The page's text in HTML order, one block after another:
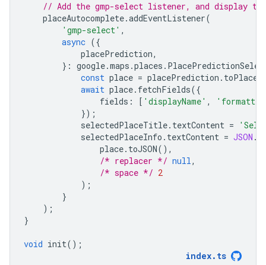
// Add the gmp-select listener, and display
placeAutocomplete.addEventListener(
'gmp-select' ,
async ({
placePrediction,
} : google.maps .places .
const place = placePrediction . toPlace
await place. fetchFields({
fields : [ 'displayName' ,
});
selectedPlaceTitle. textContent =
selectedPlaceInfo . textContent = JSON .
place. toJSON(),
/* replacer */ null,
/* space */ 2
);
}
);
}
void init();
index. ts